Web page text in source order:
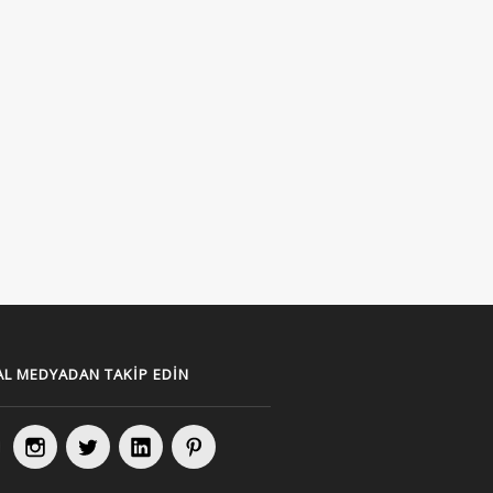
MEDYADAN TAKIP EDIN